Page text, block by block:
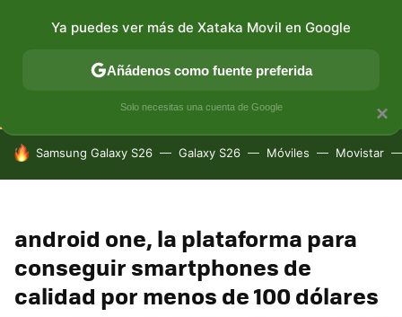
CONECTIVIDAD MÓVIL Y SOCIEDAD APLICACIONES
HOY SE HABLA DE
Samsung Galaxy S26 Galaxy S26 Móviles Movistar
android one, la plataforma para
conseguir smartphones de
calidad por menos de 100 dólares
×
Ya puedes ver más de Xataka Movil en Google
Añádenos como fuente preferida
Solo necesitas una cuenta de Google